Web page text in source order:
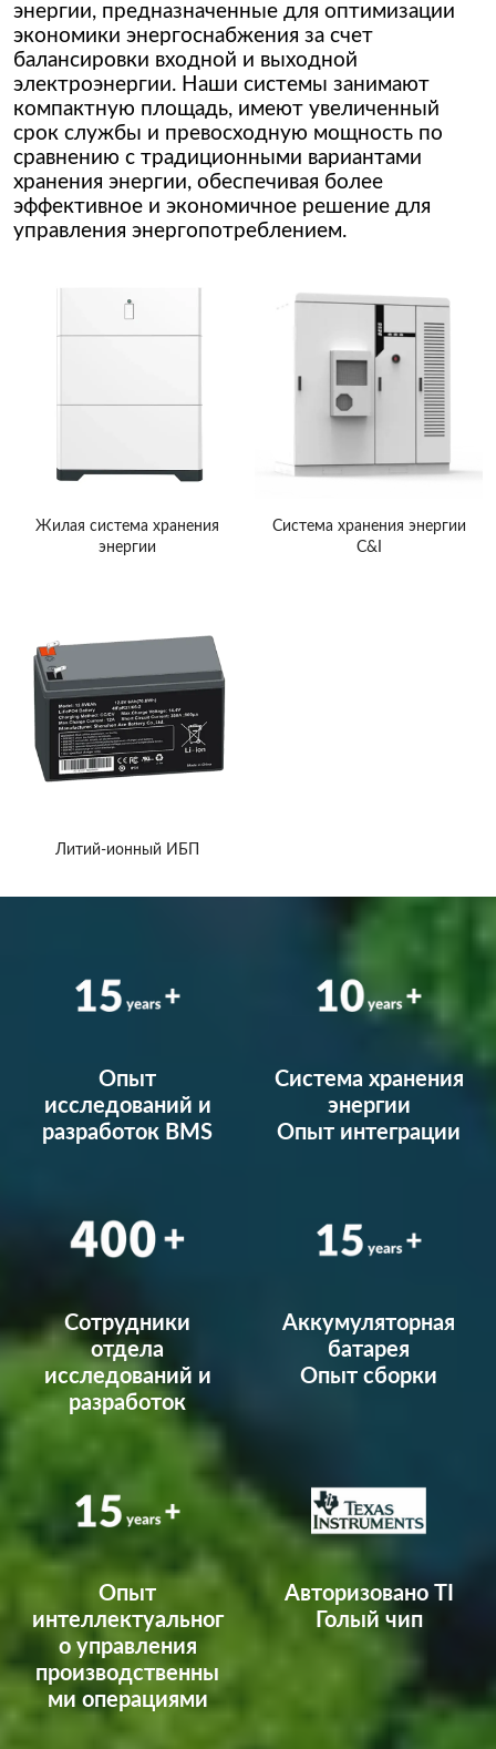
энергии, предназначенные для оптимизации
экономики энергоснабжения за счет
балансировки входной и выходной
электроэнергии. Наши системы занимают
компактную площадь, имеют увеличенный
срок службы и превосходную мощность по
сравнению с традиционными вариантами
хранения энергии, обеспечивая более
эффективное и экономичное решение для
управления энергопотреблением.
Жилая система хранения
энергии
Система хранения энергии
C&I
Литий-ионный ИБП
Опыт
исследований и
разработок BMS
Система хранения
энергии
Опыт интеграции
Сотрудники
отдела
исследований и
разработок
Аккумуляторная
батарея
Опыт сборки
Опыт
интеллектуальног
о управления
производственны
ми операциями
Авторизовано TI
Голый чип